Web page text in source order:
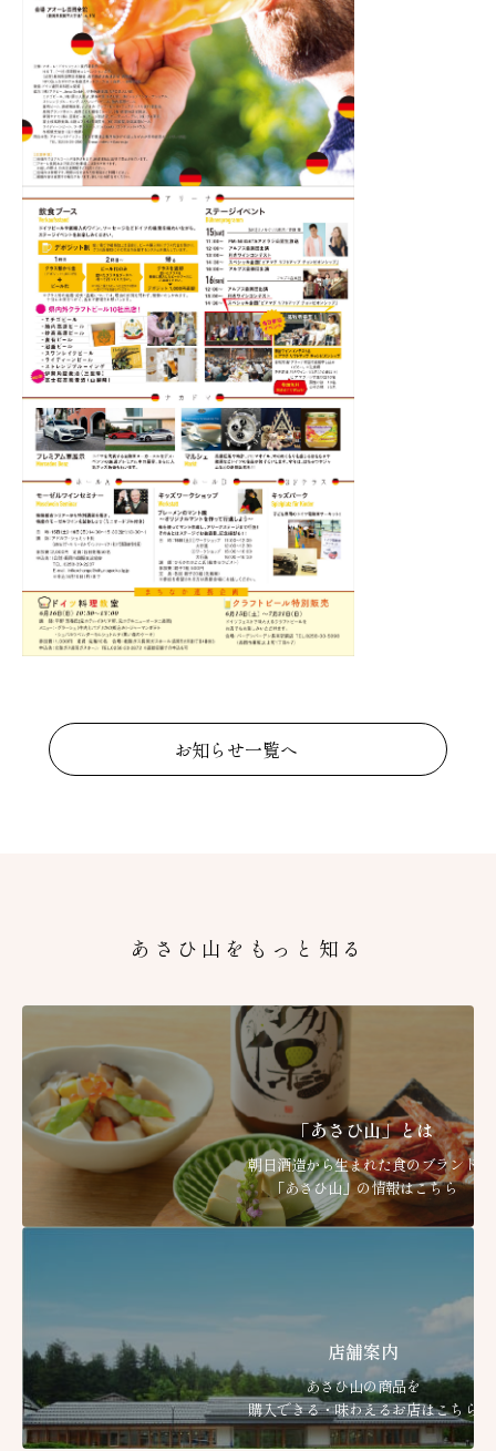
お知らせ一覧へ
あさひ山をもっと知る
「あさひ山」とは
朝日酒造から生まれた食のブランド
「あさひ山」の情報はこちら
店舗案内
あさひ山の商品を
購入できる・味わえるお店はこちら